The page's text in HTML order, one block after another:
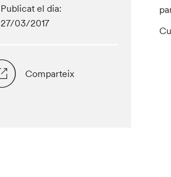
Publicat el dia:
27/03/2017
Comparteix